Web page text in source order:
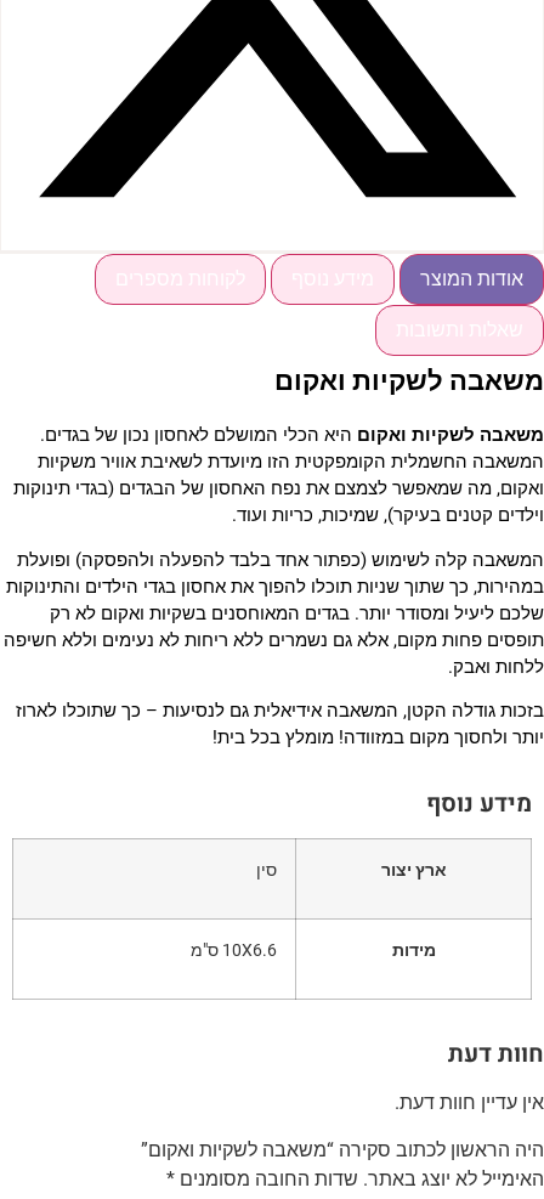
אודות המוצר מידע נוסף לקוחות מספרים
שאלות ותשובות
משאבה לשקיות ואקום
משאבה לשקיות ואקום היא הכלי המושלם לאחסון נכון של בגדים.
המשאבה החשמלית הקומפקטית הזו מיועדת לשאיבת אוויר משקיות
ואקום, מה שמאפשר לצמצם את נפח האחסון של הבגדים (בגדי תינוקות
וילדים קטנים בעיקר), שמיכות, כריות ועוד.
המשאבה קלה לשימוש (כפתור אחד בלבד להפעלה ולהפסקה) ופועלת
במהירות, כך שתוך שניות תוכלו להפוך את אחסון בגדי הילדים והתינוקות
שלכם ליעיל ומסודר יותר. בגדים המאוחסנים בשקיות ואקום לא רק
תופסים פחות מקום, אלא גם נשמרים ללא ריחות לא נעימים וללא חשיפה
ללחות ואבק.
בזכות גודלה הקטן, המשאבה אידיאלית גם לנסיעות – כך שתוכלו לארוז
יותר ולחסוך מקום במזוודה! מומלץ בכל בית!
מידע נוסף
ארץ יצור סין
מידות 10X6.6 ס"מ
חוות דעת
אין עדיין חוות דעת.
היה הראשון לכתוב סקירה “משאבה לשקיות ואקום”
האימייל לא יוצג באתר. שדות החובה מסומנים *